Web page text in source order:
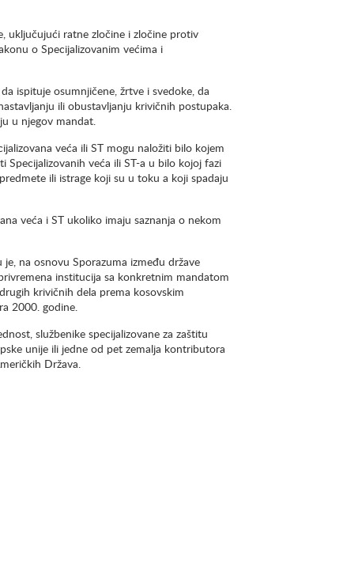
uključujući ratne zločine i zločine protiv
o Specijalizovanim većima i
ispituje osumnjičene, žrtve i svedoke, da
ili obustavljanju krivičnih postupaka.
u njegov mandat.
veća ili ST mogu naložiti bilo kojem
veća ili ST-a u bilo kojoj fazi
ili istrage koji su u toku a koji spadaju
veća i ST ukoliko imaju saznanja o nekom
na osnovu Sporazuma između države
institucija sa konkretnim mandatom
krivičnih dela prema kosovskim
2000. godine.
službenike specijalizovane za zaštitu
unije ili jedne od pet zemalja kontributora
Država.